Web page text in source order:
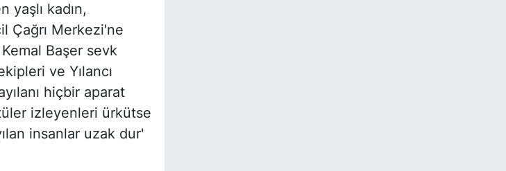
yaşlı kadın,
Çağrı Merkezi'ne
Başer sevk
ve Yılancı
hiçbir aparat
izleyenleri ürkütse
insanlar uzak dur'